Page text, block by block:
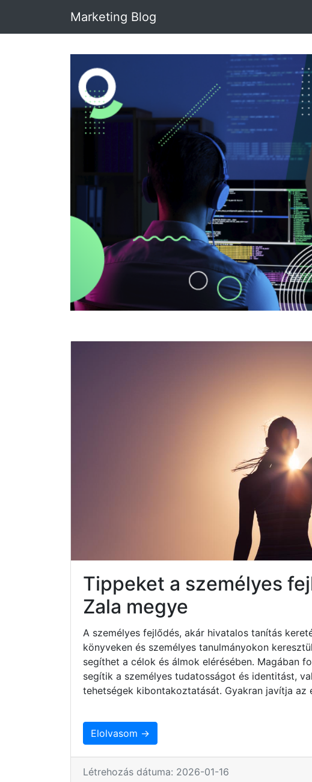
Marketing Blog
Tippeket a személyes
Zala megye
A személyes fejlődés, akár hivatalos tanítás
könyveken és személyes tanulmányokon
segíthet a célok és álmok elérésében. Magában
segítik a személyes tudatosságot és identitást,
tehetségek kibontakoztatását. Gyakran javítja
Elolvasom →
Létrehozás dátuma: 2026-01-16